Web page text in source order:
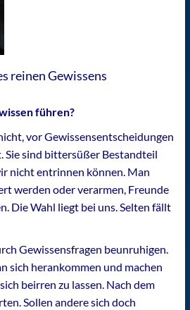
reinen Gewissens
führen?
vor Gewissensentscheidungen
Sie sind bittersüßer Bestandteil
nicht entrinnen können. Man
werden oder verarmen, Freunde
Die Wahl liegt bei uns. Selten fällt
Gewissensfragen beunruhigen.
sich herankommen und machen
beirren zu lassen. Nach dem
Sollen andere sich doch